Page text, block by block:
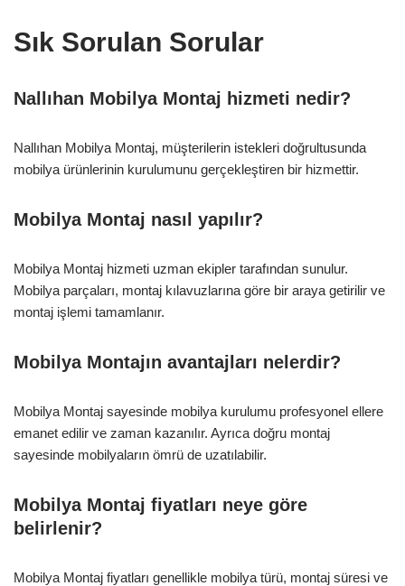
Sık Sorulan Sorular
Nallıhan Mobilya Montaj hizmeti nedir?
Nallıhan Mobilya Montaj, müşterilerin istekleri doğrultusunda
mobilya ürünlerinin kurulumunu gerçekleştiren bir hizmettir.
Mobilya Montaj nasıl yapılır?
Mobilya Montaj hizmeti uzman ekipler tarafından sunulur.
Mobilya parçaları, montaj kılavuzlarına göre bir araya getirilir ve
montaj işlemi tamamlanır.
Mobilya Montajın avantajları nelerdir?
Mobilya Montaj sayesinde mobilya kurulumu profesyonel ellere
emanet edilir ve zaman kazanılır. Ayrıca doğru montaj
sayesinde mobilyaların ömrü de uzatılabilir.
Mobilya Montaj fiyatları neye göre
belirlenir?
Mobilya Montaj fiyatları genellikle mobilya türü, montaj süresi ve